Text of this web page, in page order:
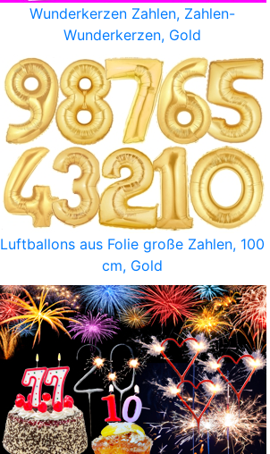
Wunderkerzen Zahlen, Zahlen-
Wunderkerzen, Gold
Luftballons aus Folie große Zahlen, 100
cm, Gold